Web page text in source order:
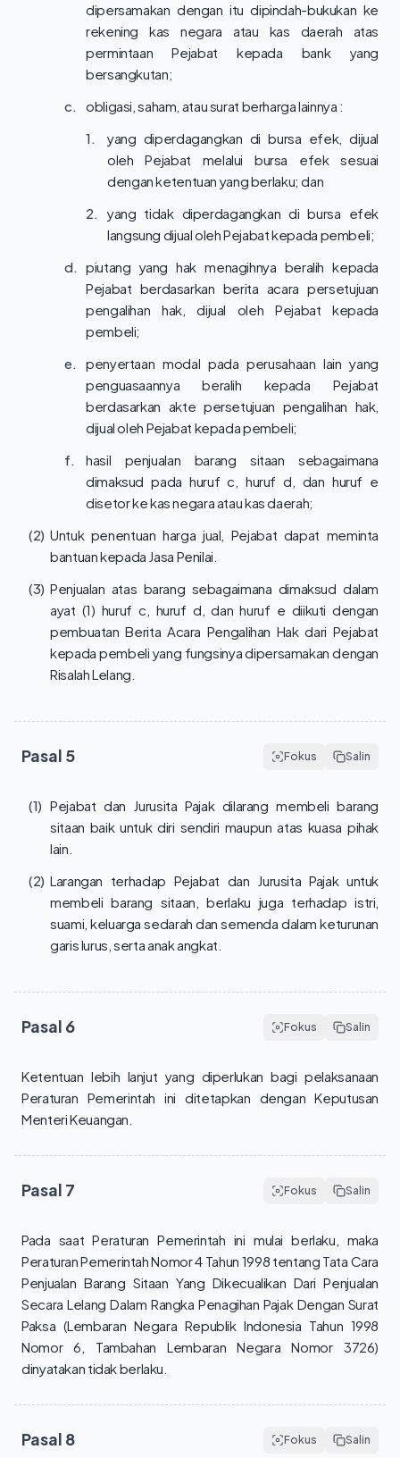
dipersamakan dengan itu dipindah-bukukan ke
rekening kas negara atau kas daerah atas
permintaan Pejabat kepada bank yang
bersangkutan;
c.
obligasi, saham, atau surat berharga lainnya :
1.
yang diperdagangkan di bursa efek, dijual
oleh Pejabat melalui bursa efek sesuai
dengan ketentuan yang berlaku; dan
2.
yang tidak diperdagangkan di bursa efek
langsung dijual oleh Pejabat kepada pembeli;
d. piutang yang hak menagihnya beralih kepada
Pejabat berdasarkan berita acara persetujuan
pengalihan hak, dijual oleh Pejabat kepada
pembeli;
e.
penyertaan modal pada perusahaan lain yang
penguasaannya beralih kepada Pejabat
berdasarkan akte persetujuan pengalihan hak,
dijual oleh Pejabat kepada pembeli;
f.
hasil penjualan barang sitaan sebagaimana
dimaksud pada huruf c, huruf d, dan huruf e
disetor ke kas negara atau kas daerah;
(2) Untuk penentuan harga jual, Pejabat dapat meminta
bantuan kepada Jasa Penilai.
(3) Penjualan atas barang sebagaimana dimaksud dalam
ayat (1) huruf c, huruf d, dan huruf e diikuti dengan
pembuatan Berita Acara Pengalihan Hak dari Pejabat
kepada pembeli yang fungsinya dipersamakan dengan
Risalah Lelang.
Pasal 5 Fokus Salin
(1) Pejabat dan Jurusita Pajak dilarang membeli barang
sitaan baik untuk diri sendiri maupun atas kuasa pihak
lain.
(2) Larangan terhadap Pejabat dan Jurusita Pajak untuk
membeli barang sitaan, berlaku juga terhadap istri,
suami, keluarga sedarah dan semenda dalam keturunan
garis lurus, serta anak angkat.
Pasal 6 Fokus Salin
Ketentuan lebih lanjut yang diperlukan bagi pelaksanaan
Peraturan Pemerintah ini ditetapkan dengan Keputusan
Menteri Keuangan.
Pasal 7 Fokus Salin
Pada saat Peraturan Pemerintah ini mulai berlaku, maka
Peraturan Pemerintah Nomor 4 Tahun 1998 tentang Tata Cara
Penjualan Barang Sitaan Yang Dikecualikan Dari Penjualan
Secara Lelang Dalam Rangka Penagihan Pajak Dengan Surat
Paksa (Lembaran Negara Republik Indonesia Tahun 1998
Nomor 6, Tambahan Lembaran Negara Nomor 3726)
dinyatakan tidak berlaku.
Pasal 8 Fokus Salin